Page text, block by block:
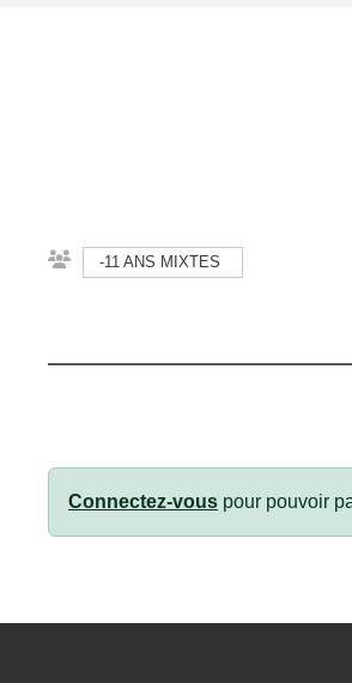
-11 ANS MIXTES
Connectez-vous pour pouvoir